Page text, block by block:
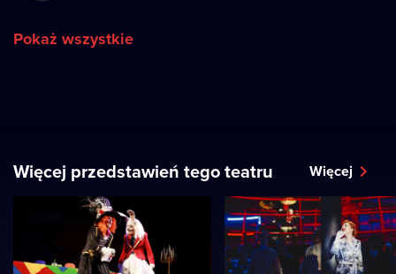
Pokaż wszystkie
Więcej przedstawień tego teatru Więcej